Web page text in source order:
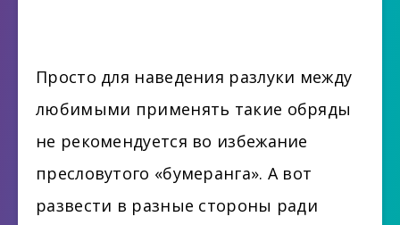
Просто для наведения разлуки между
любимыми применять такие обряды
не рекомендуется во избежание
пресловутого «бумеранга». А вот
развести в разные стороны ради